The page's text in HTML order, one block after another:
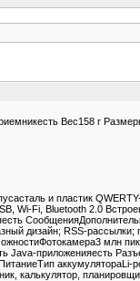
Вес158 г
и пластик
Wi-Fi, Bluetooth 2.0
дизайн; RSS-рассылки;
млн
Java-приложенияесть
аккумулятораLi-
калькулятор,